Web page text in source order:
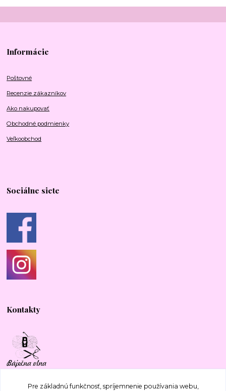
Informácie
Poštovné
Recenzie zákazníkov
Ako nakupovať
Obchodné podmienky
Veľkoobchod
Sociálne siete
Kontakty
+421 917 577 388
Pre základnú funkčnosť, spríjemnenie používania webu,